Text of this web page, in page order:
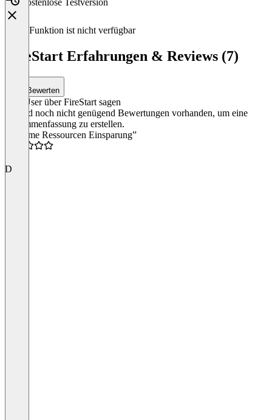
Kostenlose Testversion
Diese Funktion ist nicht verfügbar
FireStart Erfahrungen & Reviews (7)
Bewerten
Was User über FireStart sagen
Es sind noch nicht genügend Bewertungen vorhanden, um eine
Zusammenfassung zu erstellen.
“Enorme Ressourcen Einsparung”
D